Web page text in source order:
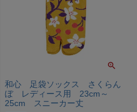
和心 足袋ソックス さくらん
ぼ レディース用 23cm～
25cm スニーカー丈